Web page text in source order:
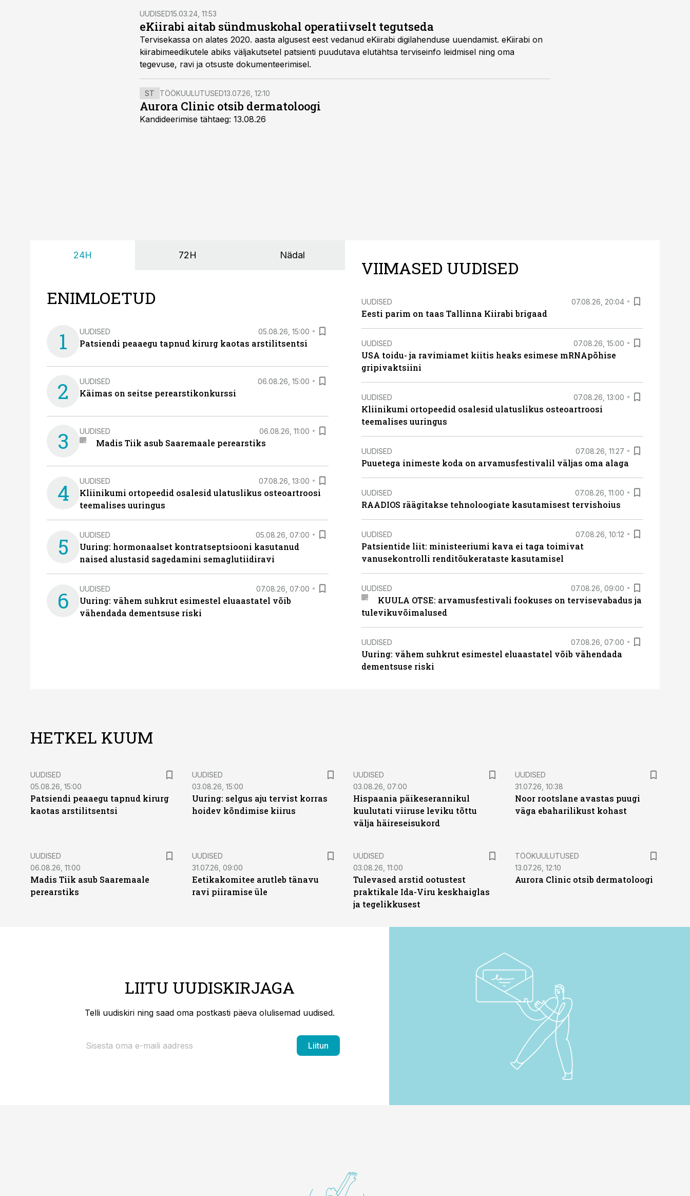
UUDISED15.03.24, 11:53
eKiirabi aitab sündmuskohal operatiivselt tegutseda
Tervisekassa on alates 2020. aasta algusest eest vedanud eKiirabi digilahenduse uuendamist. eKiirabi on
kiirabimeedikutele abiks väljakutsetel patsienti puudutava elutähtsa terviseinfo leidmisel ning oma
tegevuse, ravi ja otsuste dokumenteerimisel.
ST TÖÖKUULUTUSED13.07.26, 12:10
Aurora Clinic otsib dermatoloogi
Kandideerimise tähtaeg: 13.08.26
24H 72H Nädal
ENIMLOETUD
1 UUDISED 05.08.26, 15:00
Patsiendi peaaegu tapnud kirurg kaotas arstilitsentsi
2 UUDISED 06.08.26, 15:00
Käimas on seitse perearstikonkurssi
3 UUDISED 06.08.26, 11:00
Madis Tiik asub Saaremaale perearstiks
4 UUDISED 07.08.26, 13:00
Kliinikumi ortopeedid osalesid ulatuslikus osteoartroosi
teemalises uuringus
5 UUDISED 05.08.26, 07:00
Uuring: hormonaalset kontratseptsiooni kasutanud
naised alustasid sagedamini semaglutiidiravi
6 UUDISED 07.08.26, 07:00
Uuring: vähem suhkrut esimestel eluaastatel võib
vähendada dementsuse riski
VIIMASED UUDISED
UUDISED 07.08.26, 20:04
Eesti parim on taas Tallinna Kiirabi brigaad
UUDISED 07.08.26, 15:00
USA toidu- ja ravimiamet kiitis heaks esimese mRNApõhise
gripivaktsiini
UUDISED 07.08.26, 13:00
Kliinikumi ortopeedid osalesid ulatuslikus osteoartroosi
teemalises uuringus
UUDISED 07.08.26, 11:27
Puuetega inimeste koda on arvamusfestivalil väljas oma alaga
UUDISED 07.08.26, 11:00
RAADIOS räägitakse tehnoloogiate kasutamisest tervishoius
UUDISED 07.08.26, 10:12
Patsientide liit: ministeeriumi kava ei taga toimivat
vanusekontrolli renditõukerataste kasutamisel
UUDISED 07.08.26, 09:00
KUULA OTSE: arvamusfestivali fookuses on tervisevabadus ja
tulevikuvõimalused
UUDISED 07.08.26, 07:00
Uuring: vähem suhkrut esimestel eluaastatel võib vähendada
dementsuse riski
HETKEL KUUM
UUDISED
05.08.26, 15:00
Patsiendi peaaegu tapnud kirurg
kaotas arstilitsentsi
UUDISED
03.08.26, 15:00
Uuring: selgus aju tervist korras
hoidev kõndimise kiirus
UUDISED
03.08.26, 07:00
Hispaania päikeserannikul
kuulutati viiruse leviku tõttu
välja häireseisukord
UUDISED
31.07.26, 10:38
Noor rootslane avastas puugi
väga ebaharilikust kohast
UUDISED
06.08.26, 11:00
Madis Tiik asub Saaremaale
perearstiks
UUDISED
31.07.26, 09:00
Eetikakomitee arutleb tänavu
ravi piiramise üle
UUDISED
03.08.26, 11:00
Tulevased arstid ootustest
praktikale Ida-Viru keskhaiglas
ja tegelikkusest
ST
TÖÖKUULUTUSED
13.07.26, 12:10
Aurora Clinic otsib dermatoloogi
LIITU UUDISKIRJAGA
Telli uudiskiri ning saad oma postkasti päeva olulisemad uudised.
Liitun